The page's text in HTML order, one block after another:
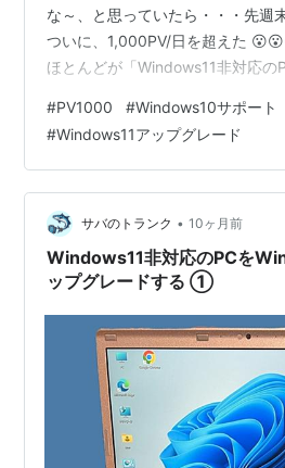
な～、と思っていたら・・・先週
ついに、1,000PV/日を超えた
ほとんどが「Windows11非対応の
Windows10 のサポートが切れる
で、非対応のPCユーザーが情報を
っているようだ。 私は自分の経
事を書いているだけで、専門家で
最近質問などのコメントが増え…
#PV1000 #Windows10サポート
#Windows11アップグレード
サバのトランク • 10ヶ月前
Windows11非対応のPCを
ップグレードする ①